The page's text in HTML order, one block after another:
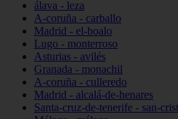
álava - leza
A-coruña - carballo
Madrid - el-boalo
Lugo - monterroso
Asturias - avilés
Granada - monachil
A-coruña - culleredo
Madrid - alcalá-de-henares
Santa-cruz-de-tenerife - san-